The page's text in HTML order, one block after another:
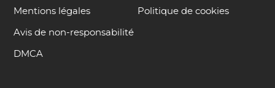
Mentions légales
Avis de non-responsabilité
DMCA
Politique de cookies